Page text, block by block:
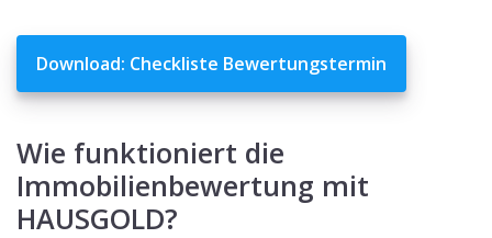
Download: Checkliste Bewertungstermin
Wie funktioniert die
Immobilienbewertung mit
HAUSGOLD?